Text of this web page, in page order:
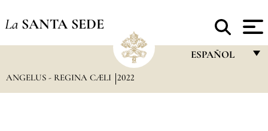
La SANTA SEDE
ESPAÑOL
ANGELUS - REGINA CÆLI 2022